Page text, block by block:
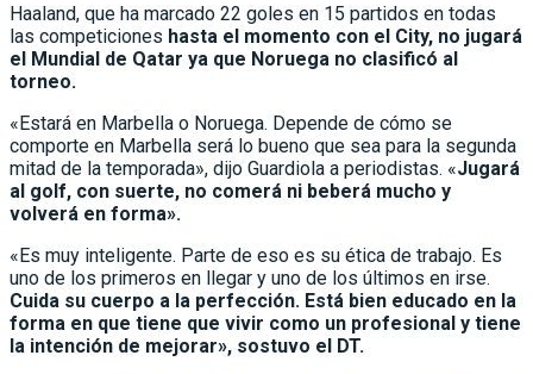
Haaland, que ha marcado 22 goles en 15 partidos en todas
las competiciones hasta el momento con el City, no jugará
el Mundial de Qatar ya que Noruega no clasificó al
torneo.
«Estará en Marbella o Noruega. Depende de cómo se
comporte en Marbella será lo bueno que sea para la segunda
mitad de la temporada», dijo Guardiola a periodistas. «Jugará
al golf, con suerte, no comerá ni beberá mucho y
volverá en forma».
«Es muy inteligente. Parte de eso es su ética de trabajo. Es
uno de los primeros en llegar y uno de los últimos en irse.
Cuida su cuerpo a la perfección. Está bien educado en la
forma en que tiene que vivir como un profesional y tiene
la intención de mejorar», sostuvo el DT.